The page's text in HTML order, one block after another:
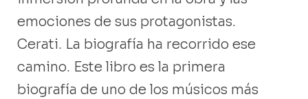
emociones de sus protagonistas.
Cerati. La biografía ha recorrido ese
camino. Este libro es la primera
biografía de uno de los músicos más